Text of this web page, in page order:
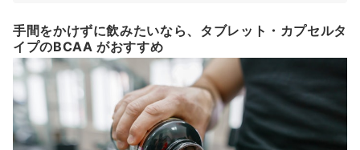
手間をかけずに飲みたいなら、タブレット・カプセルタ
イプのBCAA がおすすめ